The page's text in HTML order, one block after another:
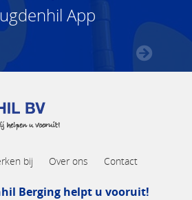
App
bij Over ons Contact
Berging helpt u vooruit!